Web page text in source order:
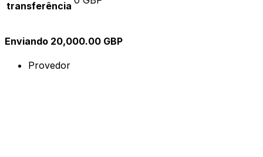
transferência
Enviando 20,000.00 GBP
Provedor